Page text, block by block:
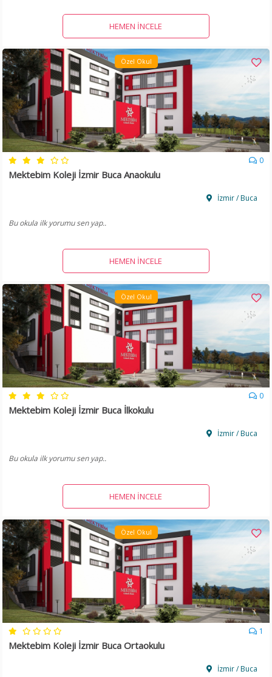
HEMEN İNCELE
Özel Okul
0
Mektebim Koleji İzmir Buca Anaokulu
İzmir / Buca
Bu okula ilk yorumu sen yap..
HEMEN İNCELE
Özel Okul
0
Mektebim Koleji İzmir Buca İlkokulu
İzmir / Buca
Bu okula ilk yorumu sen yap..
HEMEN İNCELE
Özel Okul
1
Mektebim Koleji İzmir Buca Ortaokulu
İzmir / Buca